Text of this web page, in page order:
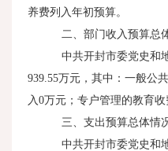
养费列入年初预算。
二、部门收入预算总
中共开封市委党史和
939.55万元，其中：一般公
入0万元；专户管理的教育收
三、支出预算总体情
中共开封市委党史和